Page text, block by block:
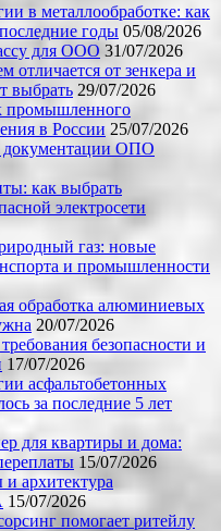
в металлообработке: как
годы 05/08/2026
для ООО 31/07/2026
отличается от зенкера и
выбрать 29/07/2026
промышленного
в России 25/07/2026
документации ОПО
как выбрать
электросети
газ: новые
и промышленности
обработка алюминиевых
20/07/2026
безопасности и
17/07/2026
асфальтобетонных
за последние 5 лет
для квартиры и дома:
15/07/2026
архитектура
15/07/2026
помогает ритейлу